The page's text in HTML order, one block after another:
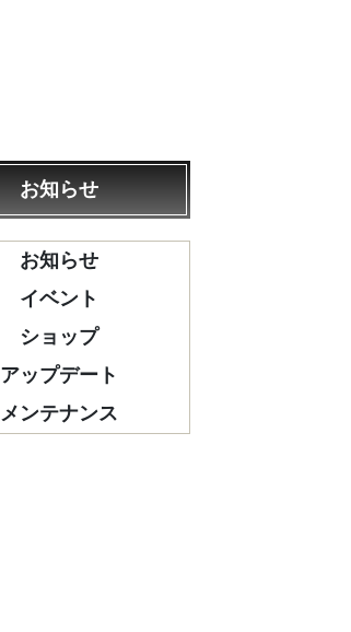
お知らせ
お知らせ
イベント
ショップ
アップデート
メンテナンス